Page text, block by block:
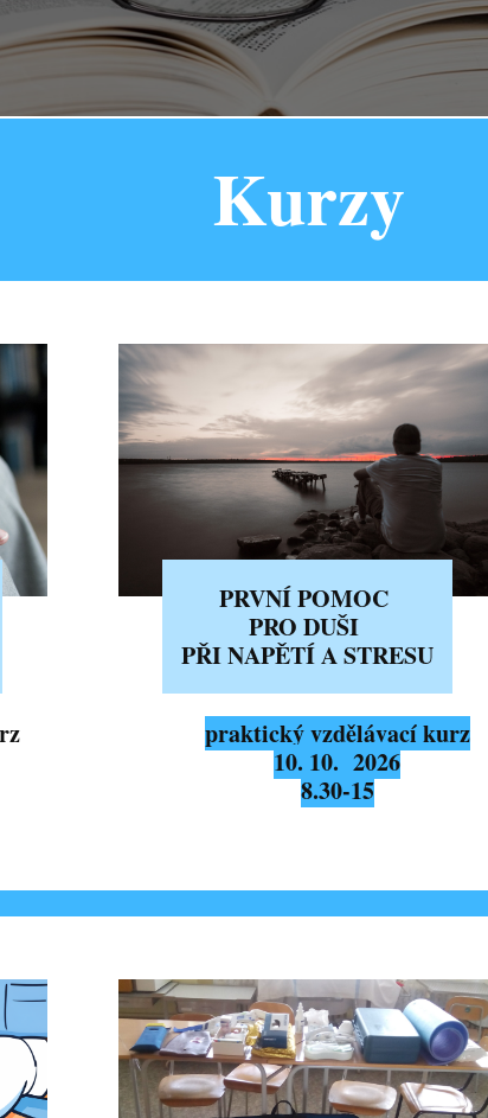
Kurzy
PRVNÍ POMOC
PRO DUŠI
PŘI NAPĚTÍ A STRESU
praktický vzdělávací kurz
10. 10. 2026
8.30-15